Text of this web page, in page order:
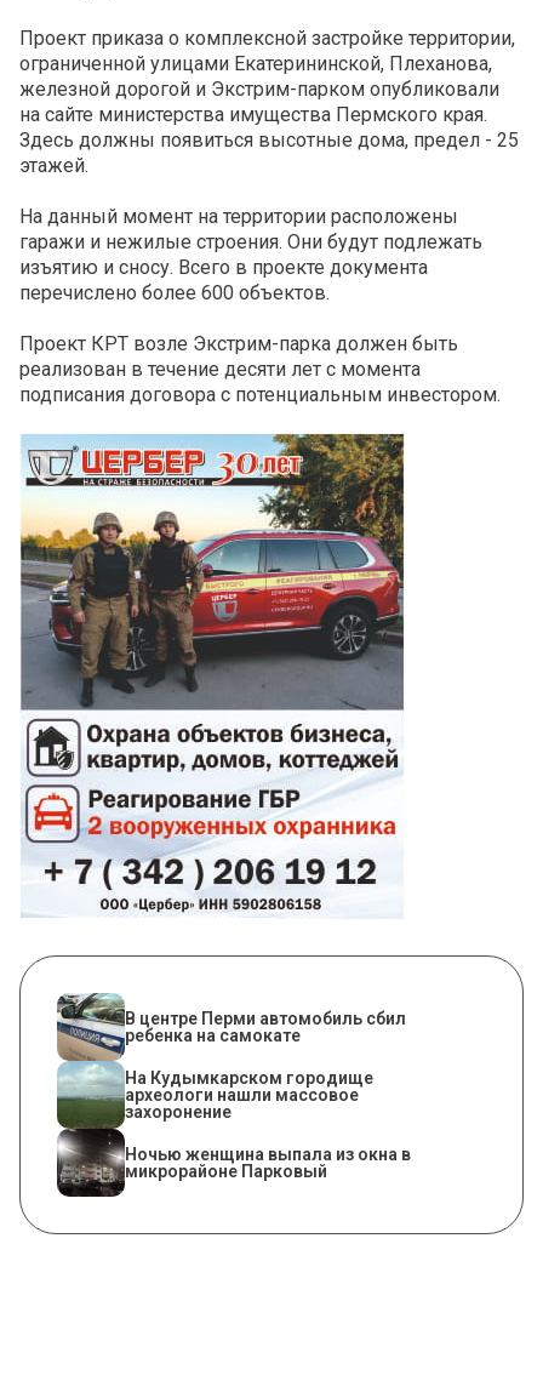
Проект приказа о комплексной застройке территории,
ограниченной улицами Екатерининской, Плеханова,
железной дорогой и Экстрим-парком опубликовали
на сайте министерства имущества Пермского края.
Здесь должны появиться высотные дома, предел - 25
этажей.
На данный момент на территории расположены
гаражи и нежилые строения. Они будут подлежать
изъятию и сносу. Всего в проекте документа
перечислено более 600 объектов.
Проект КРТ возле Экстрим-парка должен быть
реализован в течение десяти лет с момента
подписания договора с потенциальным инвестором.
В центре Перми автомобиль сбил
ребенка на самокате
На Кудымкарском городище
археологи нашли массовое
захоронение
Ночью женщина выпала из окна в
микрорайоне Парковый